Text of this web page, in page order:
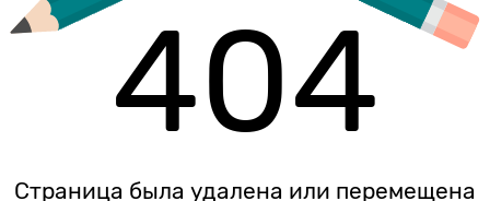
404
Страница была удалена или перемещена